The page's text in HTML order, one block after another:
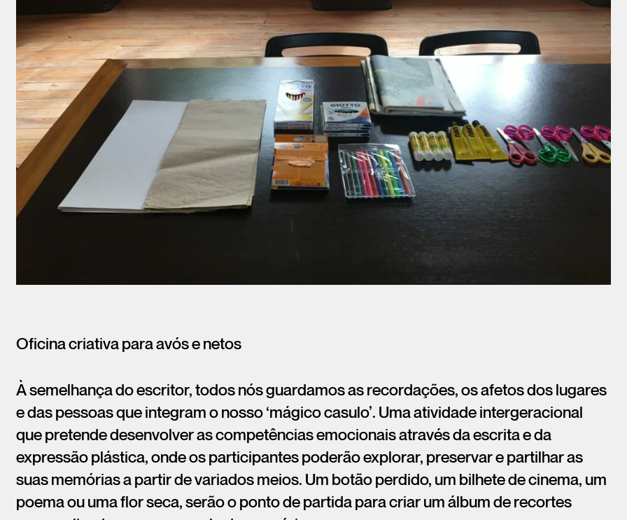
Oficina criativa para avós e netos
À semelhança do escritor, todos nós guardamos as recordações, os afetos dos lugares
e das pessoas que integram o nosso ‘mágico casulo’. Uma atividade intergeracional
que pretende desenvolver as competências emocionais através da escrita e da
expressão plástica, onde os participantes poderão explorar, preservar e partilhar as
suas memórias a partir de variados meios. Um botão perdido, um bilhete de cinema, um
poema ou uma flor seca, serão o ponto de partida para criar um álbum de recortes